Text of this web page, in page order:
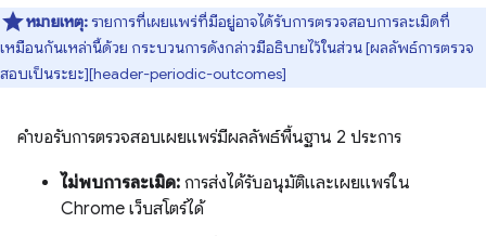
หมายเหตุ:รายการที่เผยแพร่ที่มีอยู่อาจได้รับการตรวจสอบการละเมิดที่
เหมือนกันเหล่านี้ด้วย กระบวนการดังกล่าวมีอธิบายไว้ในส่วน [ผลลัพธ์การตรวจ
สอบเป็นระยะ][header-periodic-outcomes]
คำขอรับการตรวจสอบเผยแพร่มีผลลัพธ์พื้นฐาน 2 ประการ
ไม่พบการละเมิด: การส่งได้รับอนุมัติและเผยแพร่ใน
Chrome เว็บสโตร์ได้